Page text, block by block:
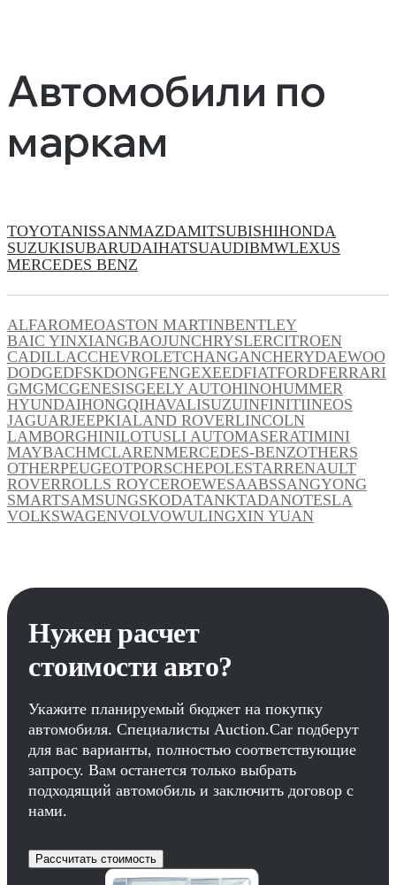
Автомобили по
маркам
TOYOTANISSANMAZDAMITSUBISHIHONDA
SUZUKISUBARUDAIHATSUAUDIBMWLEXUS
MERCEDES BENZ
ALFAROMEOASTON MARTINBENTLEY
BAIC YINXIANGBAOJUNCHRYSLERCITROEN
CADILLACCHEVROLETCHANGANCHERYDAEWOO
DODGEDFSKDONGFENGEXEEDFIATFORDFERRARI
GMGMCGENESISGEELY AUTOHINOHUMMER
HYUNDAIHONGQIHAVALISUZUINFINITIINEOS
JAGUARJEEPKIALAND ROVERLINCOLN
LAMBORGHINILOTUSLI AUTOMASERATIMINI
MAYBACHMCLARENMERCEDES-BENZOTHERS
OTHERPEUGEOTPORSCHEPOLESTARRENAULT
ROVERROLLS ROYCEROEWESAABSSANGYONG
SMARTSAMSUNGSKODATANKTADANOTESLA
VOLKSWAGENVOLVOWULINGXIN YUAN
Нужен расчет
стоимости авто?
Укажите планируемый бюджет на покупку
автомобиля. Специалисты Auction.Car подберут
для вас варианты, полностью соответствующие
запросу. Вам останется только выбрать
подходящий автомобиль и заключить договор с
нами.
Рассчитать стоимость